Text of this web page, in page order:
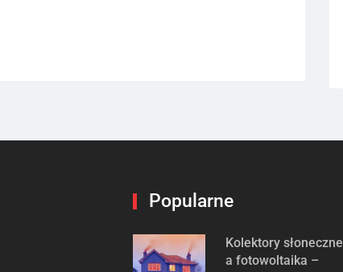
Popularne
Kolektory słoneczne
a fotowoltaika –